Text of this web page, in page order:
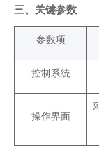
三、关键参数
参数项
控制系统
操作界面